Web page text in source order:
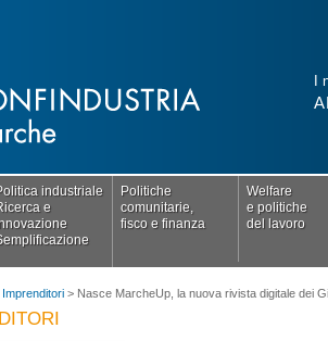
industriale
e
Politiche
comunitarie,
fisco e finanza
Welfare
e politiche
del lavoro
> Nasce MarcheUp, la nuova rivista digitale dei